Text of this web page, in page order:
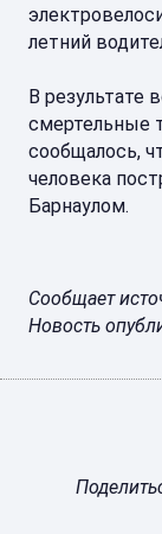
летний
В результате
смертельные
сообщалось,
человека
Барнаулом.
Сообщает
Новость